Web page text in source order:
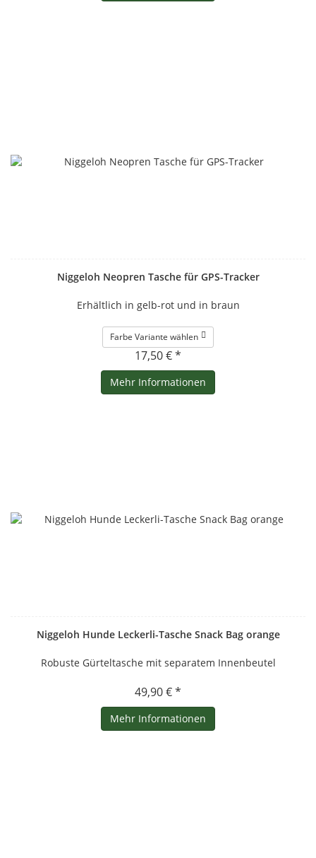
Niggeloh Neopren Tasche für GPS-Tracker
Erhältlich in gelb-rot und in braun
Farbe Variante wählen
17,50 € *
Mehr Informationen
Niggeloh Hunde Leckerli-Tasche Snack Bag orange
Robuste Gürteltasche mit separatem Innenbeutel
49,90 € *
Mehr Informationen